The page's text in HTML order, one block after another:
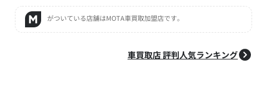
がついている店舗はMOTA車買取加盟店です。
車買取店 評判人気ランキング